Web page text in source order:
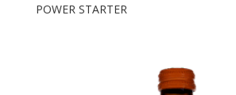
POWER STARTER